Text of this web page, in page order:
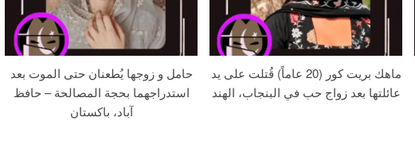
حامل و زوجها يُطعنان حتى الموت بعد
استدراجهما بحجة المصالحة – حافظ
آباد، باكستان
ماهك بريت كور (20 عاماً) قُتلت على يد
عائلتها بعد زواج حب في البنجاب، الهند